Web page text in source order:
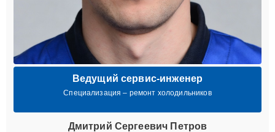
Ведущий сервис-инженер
Специализация – ремонт холодильников
Дмитрий Сергеевич Петров